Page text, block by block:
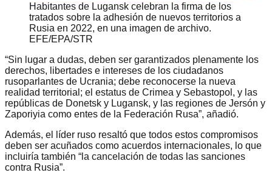
Habitantes de Lugansk celebran la firma de los
tratados sobre la adhesión de nuevos territorios a
Rusia en 2022, en una imagen de archivo.
EFE/EPA/STR
“Sin lugar a dudas, deben ser garantizados plenamente los
derechos, libertades e intereses de los ciudadanos
rusoparlantes de Ucrania; debe reconocerse la nueva
realidad territorial; el estatus de Crimea y Sebastopol, y las
repúblicas de Donetsk y Lugansk, y las regiones de Jersón y
Zaporiyia como entes de la Federación Rusa”, añadió.
Además, el líder ruso resaltó que todos estos compromisos
deben ser acuñados como acuerdos internacionales, lo que
incluiría también “la cancelación de todas las sanciones
contra Rusia”.